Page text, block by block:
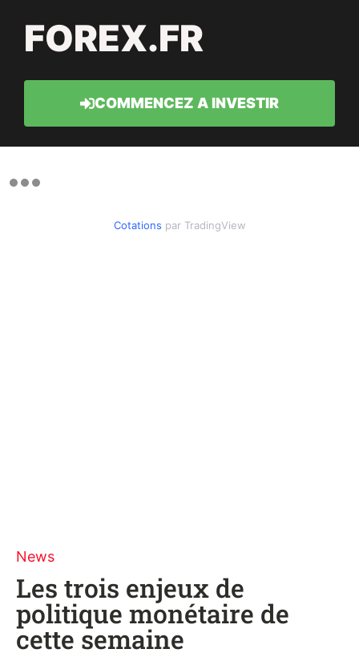
FOREX.FR
COMMENCEZ A INVESTIR
Cotations par TradingView
News
Les trois enjeux de
politique monétaire de
cette semaine